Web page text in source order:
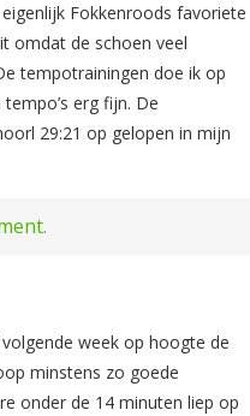
Fokkenroods favoriete
omdat de schoen veel
tempotrainingen doe ik op
erg fijn. De
29:21 op gelopen in mijn
week op hoogte de
minstens zo goede
onder de 14 minuten liep op